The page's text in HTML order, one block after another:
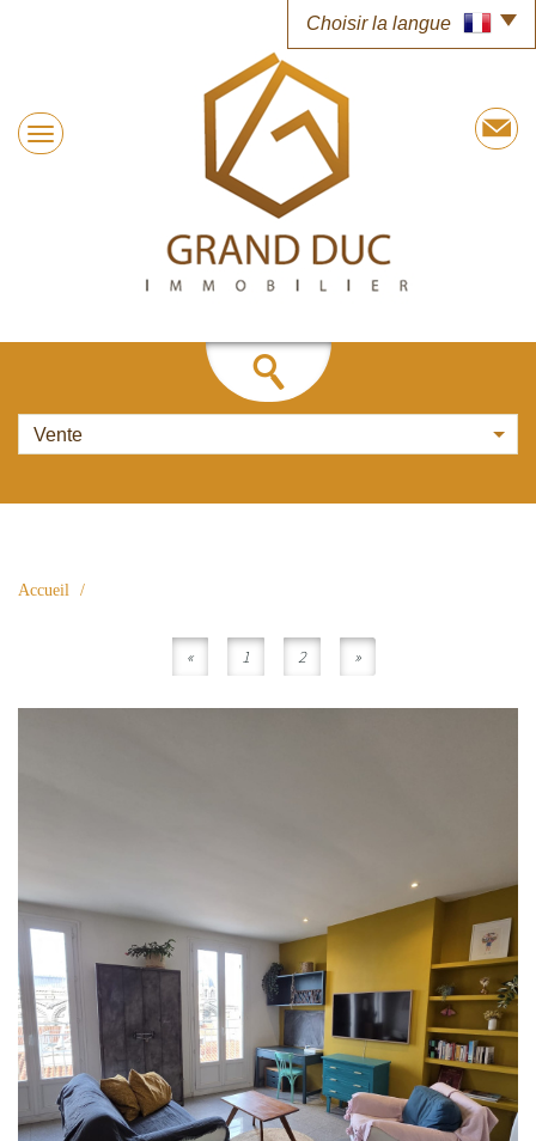
Choisir la langue
Vente
Accueil
« 1 2 »